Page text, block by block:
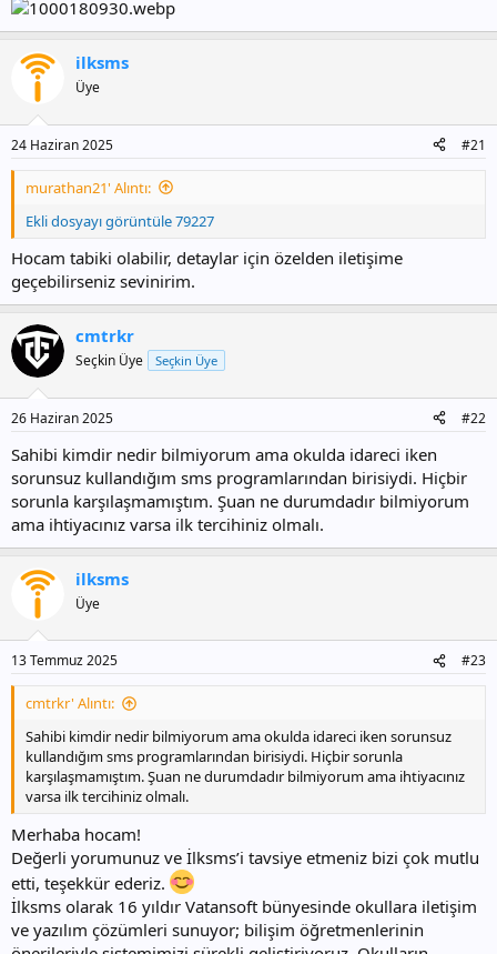
ilksms
Üye
24 Haziran 2025 #21
murathan21' Alıntı:
Ekli dosyayı görüntüle 79227
Hocam tabiki olabilir, detaylar için özelden iletişime
geçebilirseniz sevinirim.
cmtrkr
Seçkin Üye Seçkin Üye
26 Haziran 2025 #22
Sahibi kimdir nedir bilmiyorum ama okulda idareci iken
sorunsuz kullandığım sms programlarından birisiydi. Hiçbir
sorunla karşılaşmamıştım. Şuan ne durumdadır bilmiyorum
ama ihtiyacınız varsa ilk tercihiniz olmalı.
ilksms
Üye
13 Temmuz 2025 #23
cmtrkr' Alıntı:
Sahibi kimdir nedir bilmiyorum ama okulda idareci iken sorunsuz
kullandığım sms programlarından birisiydi. Hiçbir sorunla
karşılaşmamıştım. Şuan ne durumdadır bilmiyorum ama ihtiyacınız
varsa ilk tercihiniz olmalı.
Merhaba hocam!
Değerli yorumunuz ve İlksms’i tavsiye etmeniz bizi çok mutlu
etti, teşekkür ederiz.
İlksms olarak 16 yıldır Vatansoft bünyesinde okullara iletişim
ve yazılım çözümleri sunuyor; bilişim öğretmenlerinin